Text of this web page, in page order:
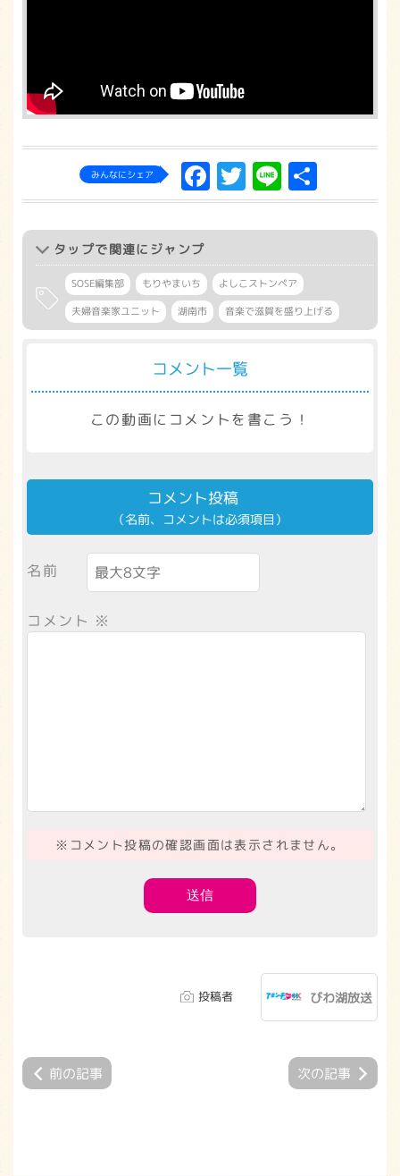
みんなにシェア Facebook
Twitter
Line
有
タップで関連にジャンプ
SOSE編集部 もりやまいち
よしこストンペア
夫婦音楽家ユニット
湖南市 音楽で滋賀を盛り上げる
コメント一覧
この動画にコメントを書こう！
コメント投稿
（名前、コメントは必須項目）
名前
コメント ※
※コメント投稿の確認画面は表示されません。
投稿者 びわ湖放送
前の記事 次の記事